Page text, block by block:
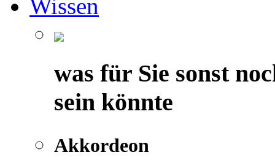
Wissen
was für Sie sonst
sein könnte
Akkordeon